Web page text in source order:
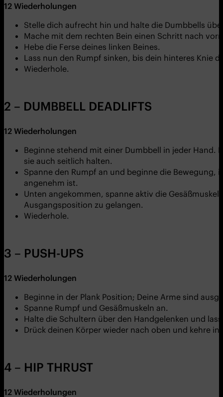
12 Wiederholungen
Stelle dich aufrecht hin und halte die Dumbbells
Mache mit dem rechten Bein einen Schritt nach
Hebe die Ferse deines linken Beines.
Lass nun den Rumpf sinken, bis dein hinteres Knie
Wiederhole.
2 – DUMBBELL DEADLIFTS
12 Wiederholungen
Beginne stehend mit einer Dumbbell in jeder Hand.
sie auch seitlich halten.
Spanne den Rumpf an und beginne die
angenehm ist.
Unten angekommen, spanne aktiv die
Ausgangsposition zu gelangen.
Wiederhole.
3 – PUSH-UPS
12 Wiederholungen
Beginne in der Plank Position; Deine Arme sind
Spanne Rumpf und Gesäßmuskeln an.
Halte die Schultern über den Handgelenken und
Drück deinen Körper wieder nach oben und kehre
4 – HIP THRUST
12 Wiederholungen